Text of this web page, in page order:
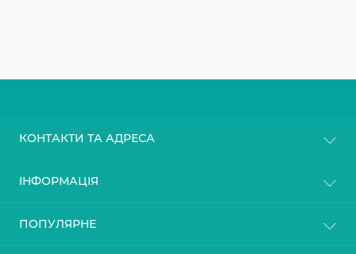
КОНТАКТИ ТА АДРЕСА
Пн-Пт: з 9до 18
ІНФОРМАЦІЯ
Доставка
ПОПУЛЯРНЕ